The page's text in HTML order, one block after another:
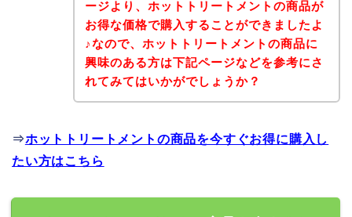
ージより、ホットトリートメントの商品が
お得な価格で購入することができましたよ
♪なので、ホットトリートメントの商品に
興味のある方は下記ページなどを参考にさ
れてみてはいかがでしょうか？
⇒ホットトリートメントの商品を今すぐお得に購入し
たい方はこちら